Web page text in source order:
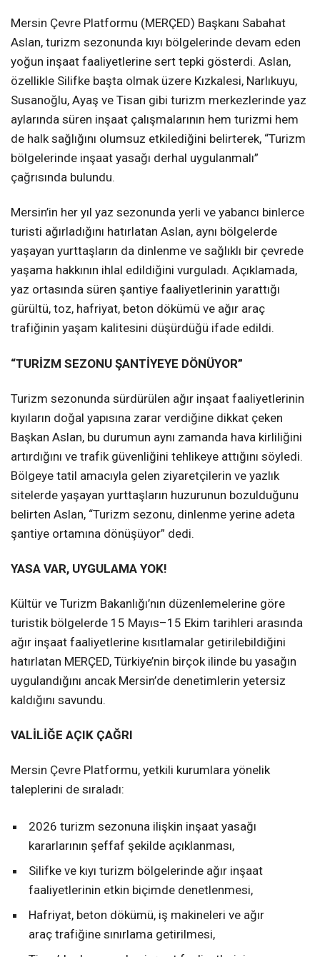
Mersin Çevre Platformu (MERÇED) Başkanı Sabahat
Aslan, turizm sezonunda kıyı bölgelerinde devam eden
yoğun inşaat faaliyetlerine sert tepki gösterdi. Aslan,
özellikle Silifke başta olmak üzere Kızkalesi, Narlıkuyu,
Susanoğlu, Ayaş ve Tisan gibi turizm merkezlerinde yaz
aylarında süren inşaat çalışmalarının hem turizmi hem
de halk sağlığını olumsuz etkilediğini belirterek, “Turizm
bölgelerinde inşaat yasağı derhal uygulanmalı”
çağrısında bulundu.
Mersin’in her yıl yaz sezonunda yerli ve yabancı binlerce
turisti ağırladığını hatırlatan Aslan, aynı bölgelerde
yaşayan yurttaşların da dinlenme ve sağlıklı bir çevrede
yaşama hakkının ihlal edildiğini vurguladı. Açıklamada,
yaz ortasında süren şantiye faaliyetlerinin yarattığı
gürültü, toz, hafriyat, beton dökümü ve ağır araç
trafiğinin yaşam kalitesini düşürdüğü ifade edildi.
“TURİZM SEZONU ŞANTİYEYE DÖNÜYOR”
Turizm sezonunda sürdürülen ağır inşaat faaliyetlerinin
kıyıların doğal yapısına zarar verdiğine dikkat çeken
Başkan Aslan, bu durumun aynı zamanda hava kirliliğini
artırdığını ve trafik güvenliğini tehlikeye attığını söyledi.
Bölgeye tatil amacıyla gelen ziyaretçilerin ve yazlık
sitelerde yaşayan yurttaşların huzurunun bozulduğunu
belirten Aslan, “Turizm sezonu, dinlenme yerine adeta
şantiye ortamına dönüşüyor” dedi.
YASA VAR, UYGULAMA YOK!
Kültür ve Turizm Bakanlığı’nın düzenlemelerine göre
turistik bölgelerde 15 Mayıs–15 Ekim tarihleri arasında
ağır inşaat faaliyetlerine kısıtlamalar getirilebildiğini
hatırlatan MERÇED, Türkiye’nin birçok ilinde bu yasağın
uygulandığını ancak Mersin’de denetimlerin yetersiz
kaldığını savundu.
VALİLİĞE AÇIK ÇAĞRI
Mersin Çevre Platformu, yetkili kurumlara yönelik
taleplerini de sıraladı:
2026 turizm sezonuna ilişkin inşaat yasağı
kararlarının şeffaf şekilde açıklanması,
Silifke ve kıyı turizm bölgelerinde ağır inşaat
faaliyetlerinin etkin biçimde denetlenmesi,
Hafriyat, beton dökümü, iş makineleri ve ağır
araç trafiğine sınırlama getirilmesi,